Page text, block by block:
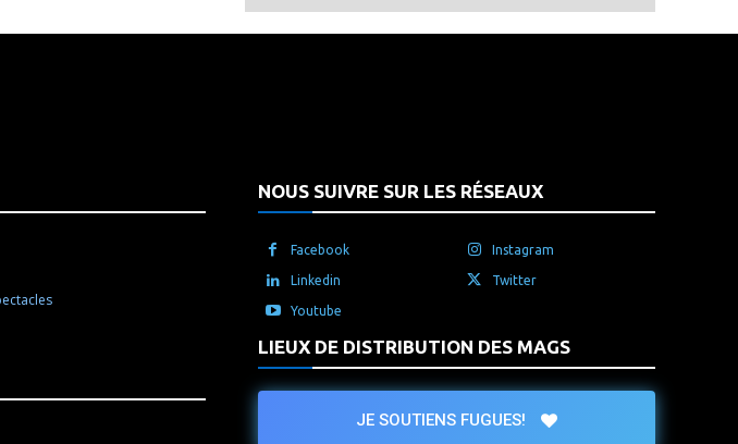
NOUS SUIVRE SUR LES RÉSEAUX
Facebook Instagram
Linkedin Twitter
Youtube
LIEUX DE DISTRIBUTION DES MAGS
JE SOUTIENS FUGUES!